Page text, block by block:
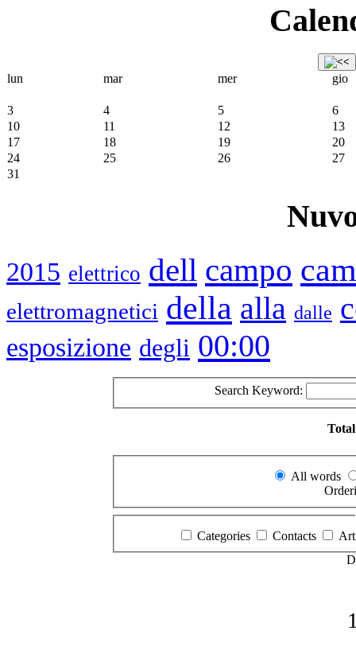
lun
mar mer gio
3 4 5
6
10
11 12
13
17
18 19
20
24
25 26
27
31
2015 elettrico dell campo
elettromagnetici della alla dalle
esposizione degli 00:00
Search Keyword:
All words
Categories Contacts